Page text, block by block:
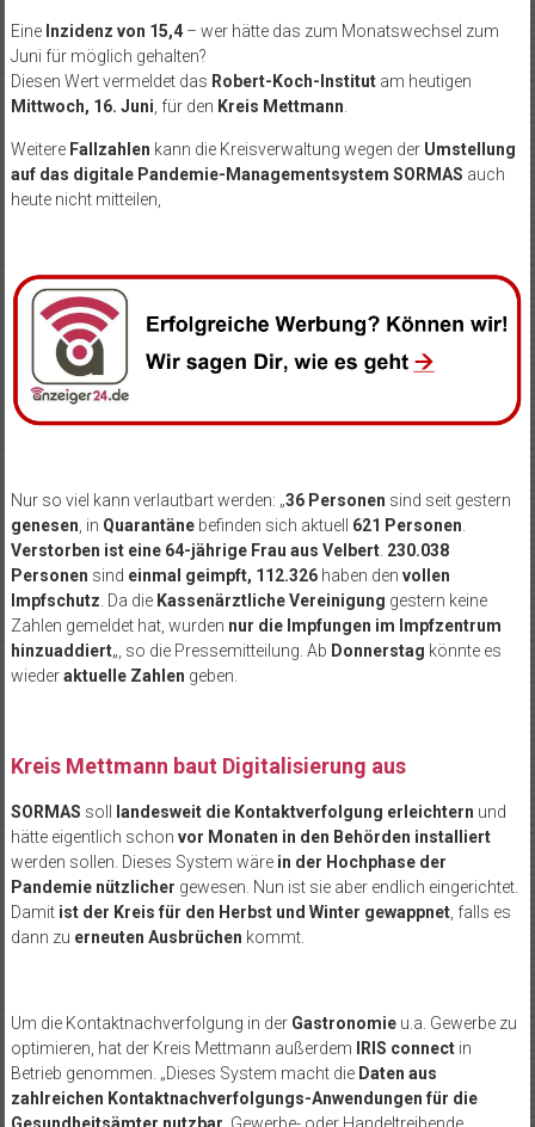
Eine Inzidenz von 15,4– wer hätte das zum Monatswechsel zum
Juni für möglich gehalten?
Diesen Wert vermeldet das Robert-Koch-Institutam heutigen
Mittwoch, 16. Juni , für den Kreis Mettmann
Weitere Fallzahlen kann die Kreisverwaltung wegen der Umstellung
auf das digitale Pandemie-Managementsystem SORMAS auch
heute nicht mitteilen,
Nur so viel kann verlautbart werden: „36 Personen sind seit gestern
genesen , in Quarantänebefinden sich aktuell 621 Personen
Verstorben ist eine 64-jährige Frau aus Velbert. 230.038
Personen sind einmal geimpft, 112.326haben den vollen
Impfschutz . Da die Kassenärztliche Vereinigung gestern keine
Zahlen gemeldet hat, wurden nur die Impfungen im Impfzentrum
hinzuaddiert„, so die Pressemitteilung. Ab Donnerstag könnte es
wiederaktuelle Zahlen geben.
Kreis Mettmann baut Digitalisierung aus
SORMAS soll landesweit die Kontaktverfolgung erleichtern und
hätte eigentlich schon vor Monaten in den Behörden installiert
werden sollen. Dieses System wäre in der Hochphase der
Pandemie nützlicher gewesen. Nun ist sie aber endlich eingerichtet.
Damit ist der Kreis für den Herbst und Winter gewappnet, falls es
dann zu erneuten Ausbrüchen kommt.
Um die Kontaktnachverfolgung in der Gastronomieu.a. Gewerbe zu
optimieren, hat der Kreis Mettmann außerdem IRIS connectin
Betrieb genommen. „Dieses System macht die Daten aus
zahlreichen Kontaktnachverfolgungs-Anwendungen für die
Gesundheitsämter nutzbar . Gewerbe- oder Handeltreibende